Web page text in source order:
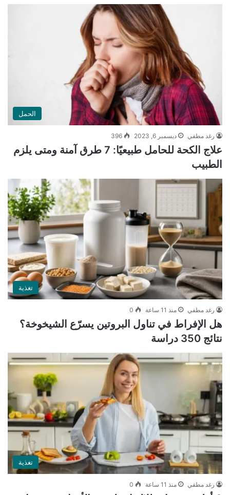
الحمل
رغد مطفي ديسمبر 6, 2023 396
علاج الكحة للحامل طبيعيًا: 7 طرق آمنة ومتى يلزم
الطبيب
تغذية
رغد مطفي منذ 11 ساعة 0
هل الإفراط في تناول البروتين يسرّع الشيخوخة؟
نتائج 350 دراسة
تغذية
رغد مطفي منذ 11 ساعة 0